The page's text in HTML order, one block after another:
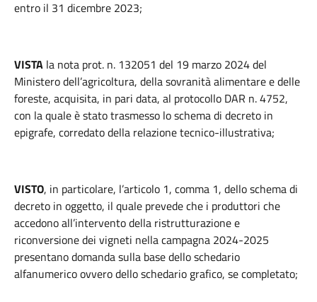
entro il 31 dicembre 2023;
VISTA la nota prot. n. 132051 del 19 marzo 2024 del
Ministero dell’agricoltura, della sovranità alimentare e delle
foreste, acquisita, in pari data, al protocollo DAR n. 4752,
con la quale è stato trasmesso lo schema di decreto in
epigrafe, corredato della relazione tecnico-illustrativa;
VISTO, in particolare, l’articolo 1, comma 1, dello schema di
decreto in oggetto, il quale prevede che i produttori che
accedono all’intervento della ristrutturazione e
riconversione dei vigneti nella campagna 2024-2025
presentano domanda sulla base dello schedario
alfanumerico ovvero dello schedario grafico, se completato;